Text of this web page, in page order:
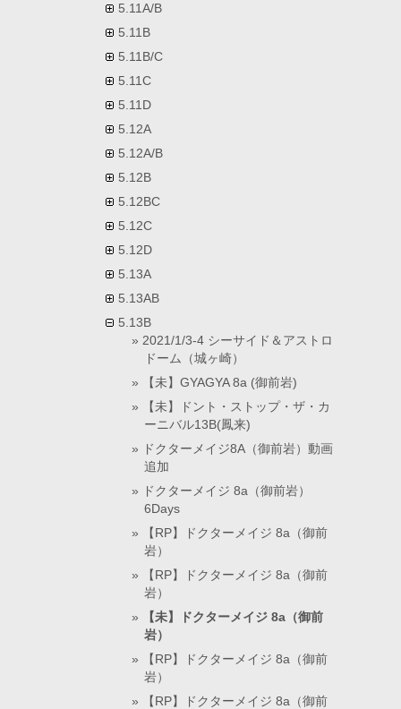
5.11A/B
5.11B
5.11B/C
5.11C
5.11D
5.12A
5.12A/B
5.12B
5.12BC
5.12C
5.12D
5.13A
5.13AB
5.13B
2021/1/3-4 シーサイド＆アストロ
ドーム（城ヶ崎）
【未】GYAGYA 8a (御前岩)
【未】ドント・ストップ・ザ・カ
ーニバル13B(鳳来)
ドクターメイジ8A（御前岩）動画
追加
ドクターメイジ 8a（御前岩）
6Days
【RP】ドクターメイジ 8a（御前
岩）
【RP】ドクターメイジ 8a（御前
岩）
【未】ドクターメイジ 8a（御前
岩）
【RP】ドクターメイジ 8a（御前
岩）
【RP】ドクターメイジ 8a（御前